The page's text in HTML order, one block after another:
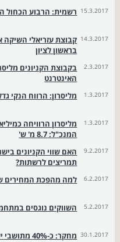
15.3.2017 רשמית: הרבוע הכחול
14.3.2017 קבוצת עזריאלי השיקה
בראשון לציון
2.3.2017
בקבוצת הקניונים
האינטרנט
1.3.2017 מליסרון: הרווח הנקי גדל בכ-
1.3.2017
המנכ"ל: 8.7 מ' ש'
9.2.2017
האם שווי הקניונים
תמריצים לרשתות?
6.2.2017 למה מהפכת המחירים
5.2.2017 השווקים נוגסים
30.1.2017
מחקר: כ-40%